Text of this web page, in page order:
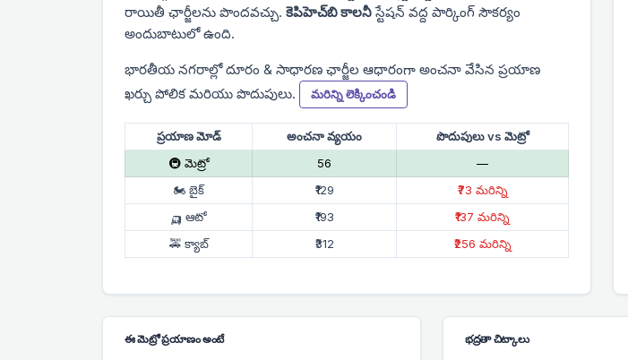
రాయితీ ఛార్జీలను పొందవచ్చు. కెపిహెచ్‌బి కాలనీస్టేషన్ వద్ద పార్కింగ్ సౌకర్యం
అందుబాటులో ఉంది.
భారతీయ నగరాల్లో దూరం & సాధారణ ఛార్జీల ఆధారంగా అంచనా వేసిన ప్రయాణ
ఖర్చు పోలిక మరియు పొదుపులు.
మరిన్ని లెక్కించండి
ప్రయాణ మోడ్ అంచనా వ్యయం
పొదుపులు vs మెట్రో
🚇 మెట్రో
₹56
—
🏍 బైక్
₹129
₹73 మరిన్ని
🛺 ఆటో
₹193
₹137 మరిన్ని
🚕 క్యాబ్
₹312 ₹256 మరిన్ని
ఈ మెట్రో ప్రయాణం అంటే భద్రతా చిట్కాలు